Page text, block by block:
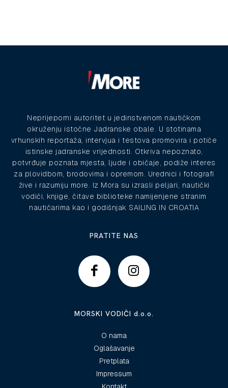
Neprijeporni autoritet u jedinstvenom nautičkom
okruženju istočne Jadranske obale. U stotinama
vrhunskih reportaža, intervjua i testova promovira i potiče
istinske jadranske vrijednosti. Otkriva nepoznato,
potvrđuje poznata mjesta, ljude i običaje, podiže interes
za plovidbom, brodovima i opremom. Urednici i fotografi
žive i razumiju more. Iz Mora su izrasli peljari, nautički
vodiči, knjige, čitave biblioteke namijenjene stranim
nautičarima kao i godišnjak SAILING IN CROATIA
PRATITE NAS
MORSKI VODIČI d.o.o.
O nama
Oglašavanje
Pretplata
Impressum